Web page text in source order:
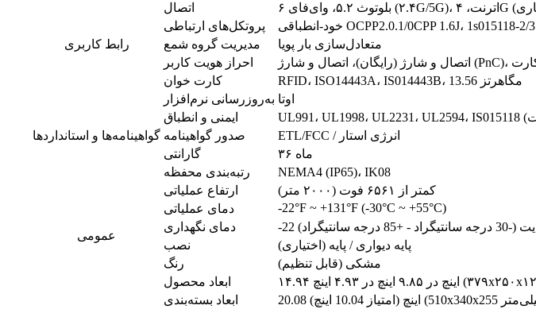
رابط کاربری
اتصال
پروتکل‌های ارتباطی
خود-انطباقی OCPP2.0.1/0CPP 1.6J، 1s015118-2/3
مدیریت گروه شمع
متعادل‌سازی بار پویا
احراز هویت کاربر
کارت خوان
RFID، ISO14443A، IS014443B، 13.56 مگاهرتز
به‌روزرسانی نرم‌افزار اوتا
گواهینامه‌ها و استانداردها
ایمنی و انطباق
صدور گواهینامه
ETL/FCC / انرژی استار
گارانتی
۳۶ ماه
عمومی
رتبه‌بندی محفظه
NEMA4 (IP65)، IK08
ارتفاع عملیاتی
کمتر از ۶۵۶۱ فوت (۲۰۰۰ متر)
دمای عملیاتی
-22°F ~ +131°F (-30°C ~ +55°C)
دمای نگهداری
نصب
پایه دیواری / پایه (اختیاری)
رنگ
مشکی (قابل تنظیم)
ابعاد محصول
ابعاد بسته‌بندی